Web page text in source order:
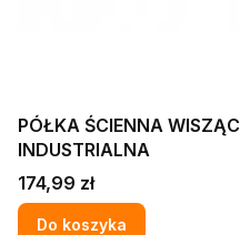
PÓŁKA ŚCIENNA
INDUSTRIALNA
Cena
174,99 zł
Do koszyka